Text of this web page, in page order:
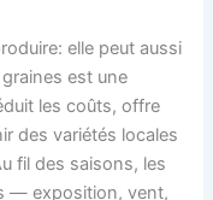
elle peut aussi
est une
les coûts, offre
des variétés locales
fil des saisons, les
— exposition, vent,